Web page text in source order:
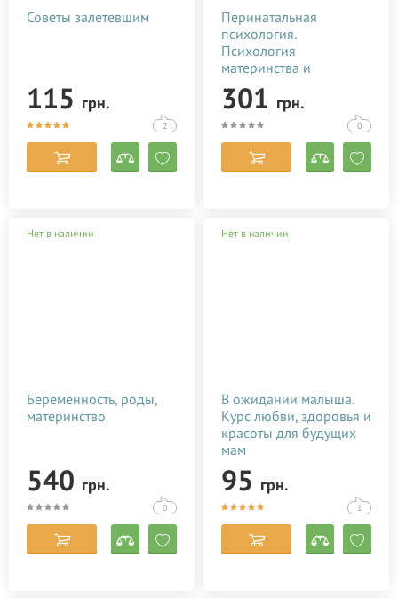
Советы залетевшим
115 грн.
2
Перинатальная
психология.
Психология
материнства и
родительства
301 грн.
0
Нет в наличии
Беременность, роды,
материнство
540 грн.
0
Нет в наличии
В ожидании малыша.
Курс любви, здоровья и
красоты для будущих
мам
95 грн.
1